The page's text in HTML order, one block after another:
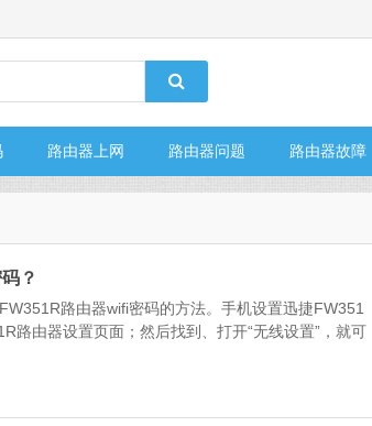
路由器上网 路由器问题 路由器故障
？
路由器wifi密码的方法。手机设置迅捷FW351
路由器设置页面；然后找到、打开“无线设置”，就可